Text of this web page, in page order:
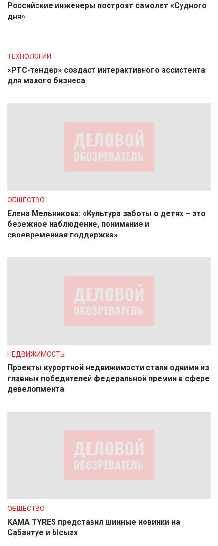
Российские инженеры построят самолет «Судного
дня»
ТЕХНОЛОГИИ
«РТС-тендер» создаст интерактивного ассистента
для малого бизнеса
ОБЩЕСТВО
Елена Мельникова: «Культура заботы о детях – это
бережное наблюдение, понимание и
своевременная поддержка»
НЕДВИЖИМОСТЬ
Проекты курортной недвижимости стали одними из
главных победителей федеральной премии в сфере
девелопмента
ОБЩЕСТВО
KAMA TYRES представил шинные новинки на
Сабантуе и Ысыах